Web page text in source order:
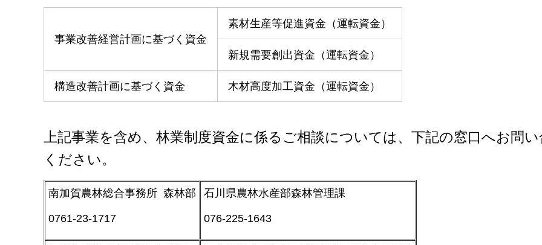
事業改善経営計画に基づく資金
素材生産等促進資金（運転資金）
新規需要創出資金（運転資金）
構造改善計画に基づく資金 木材高度加工資金（運転資金）
上記事業を含め、林業制度資金に係るご相談については、下記の窓口へお問
ください。
南加賀農林総合事務所 森林部
0761-23-1717
石川県農林水産部森林管理課
076-225-1643